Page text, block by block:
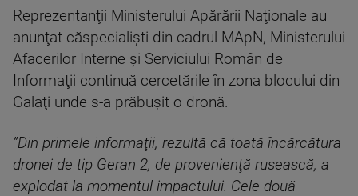
Reprezentanţii Ministerului Apărării Naţionale au
anunţat căspecialişti din cadrul MApN, Ministerului
Afacerilor Interne şi Serviciului Român de
Informaţii continuă cercetările în zona blocului din
Galaţi unde s-a prăbuşit o dronă.
”Din primele informaţii, rezultă că toată încărcătura
dronei de tip Geran 2, de provenienţă rusească, a
explodat la momentul impactului. Cele două